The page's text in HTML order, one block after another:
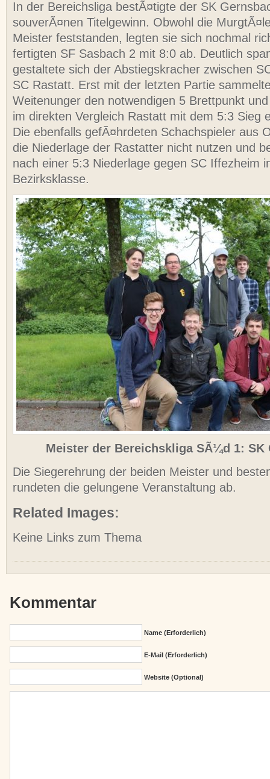
In der Bereichsliga bestÃ¤tigte der SK
souverÃ¤nen Titelgewinn. Obwohl die
Meister feststanden, legten sie sich nochmal
fertigten SF Sasbach 2 mit 8:0 ab. Deutlich
gestaltete sich der Abstiegskracher zwischen
SC Rastatt. Erst mit der letzten Partie
Weitenunger den notwendigen 5 Brettpunkt
im direkten Vergleich Rastatt mit dem 5:3 Sieg
Die ebenfalls gefÃ¤hrdeten Schachspieler aus
die Niederlage der Rastatter nicht nutzen und
nach einer 5:3 Niederlage gegen SC Iffezheim
Bezirksklasse.
Meister der Bereichskliga SÃ¼d 1: SK
Die Siegerehrung der beiden Meister und
rundeten die gelungene Veranstaltung ab.
Related Images:
Keine Links zum Thema
Kommentar
Name (erforderlich)
E-Mail (erforderlich)
Website (Optional)